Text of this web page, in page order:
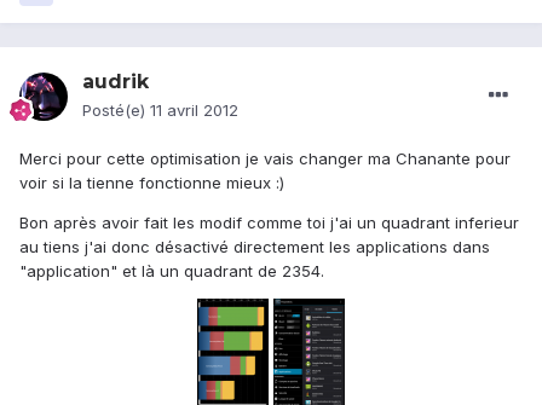
audrik
Posté(e) 11 avril 2012
Merci pour cette optimisation je vais changer ma Chanante pour
voir si la tienne fonctionne mieux :)
Bon après avoir fait les modif comme toi j'ai un quadrant inferieur
au tiens j'ai donc désactivé directement les applications dans
"application" et là un quadrant de 2354.